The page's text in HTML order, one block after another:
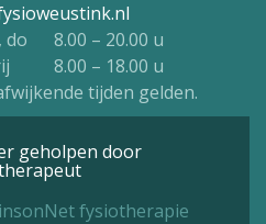
do
8.00 – 20.00 u
8.00 – 18.00 u
tijden gelden.
geholpen door
fysiotherapie